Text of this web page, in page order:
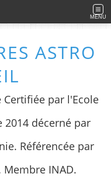
MENU
ASTRO
Certifiée par l'Ecole
2014 décerné par
Référencée par
Membre INAD.